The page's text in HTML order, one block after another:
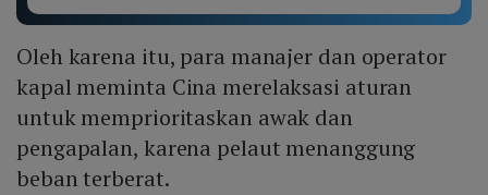
Oleh karena itu, para manajer dan operator
kapal meminta Cina merelaksasi aturan
untuk memprioritaskan awak dan
pengapalan, karena pelaut menanggung
beban terberat.